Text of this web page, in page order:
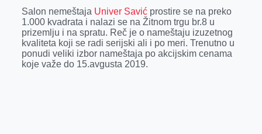
r
n
Salon nemeštaja Univer Savićprostire se na preko
1.000 kvadrata i nalazi se na Žitnom trgu br.8 u
prizemlju i na spratu. Reč je o nameštaju izuzetnog
kvaliteta koji se radi serijski ali i po meri. Trenutno u
ponudi veliki izbor nameštaja po akcijskim cenama
koje važe do 15.avgusta 2019.